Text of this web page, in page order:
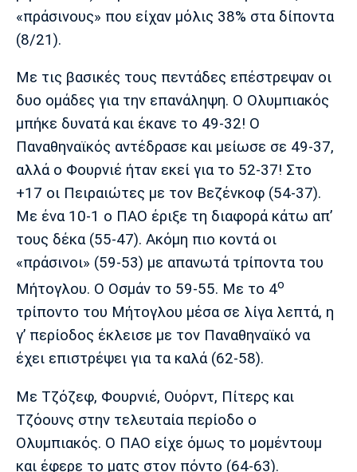
«πράσινους» που είχαν μόλις 38% στα δίποντα
(8/21).
Με τις βασικές τους πεντάδες επέστρεψαν οι
δυο ομάδες για την επανάληψη. Ο Ολυμπιακός
μπήκε δυνατά και έκανε το 49-32! Ο
Παναθηναϊκός αντέδρασε και μείωσε σε 49-37,
αλλά ο Φουρνιέ ήταν εκεί για το 52-37! Στο
+17 οι Πειραιώτες με τον Βεζένκοφ (54-37).
Με ένα 10-1 ο ΠΑΟ έριξε τη διαφορά κάτω απ’
τους δέκα (55-47). Ακόμη πιο κοντά οι
«πράσινοι» (59-53) με απανωτά τρίποντα του
Μήτογλου. Ο Οσμάν το 59-55. Με το 4ο
τρίποντο του Μήτογλου μέσα σε λίγα λεπτά, η
γ’ περίοδος έκλεισε με τον Παναθηναϊκό να
έχει επιστρέψει για τα καλά (62-58).
Με Τζόζεφ, Φουρνιέ, Ουόρντ, Πίτερς και
Τζόουνς στην τελευταία περίοδο ο
Ολυμπιακός. Ο ΠΑΟ είχε όμως το μομέντουμ
και έφερε το ματς στον πόντο (64-63).